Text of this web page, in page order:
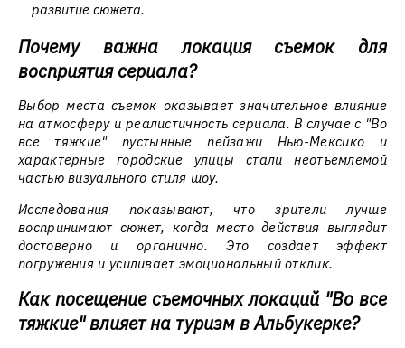
развитие сюжета.
Почему важна локация съемок для
восприятия сериала?
Выбор места съемок оказывает значительное влияние
на атмосферу и реалистичность сериала. В случае с "Во
все тяжкие" пустынные пейзажи Нью-Мексико и
характерные городские улицы стали неотъемлемой
частью визуального стиля шоу.
Исследования показывают, что зрители лучше
воспринимают сюжет, когда место действия выглядит
достоверно и органично. Это создает эффект
погружения и усиливает эмоциональный отклик.
Как посещение съемочных локаций "Во все
тяжкие" влияет на туризм в Альбукерке?